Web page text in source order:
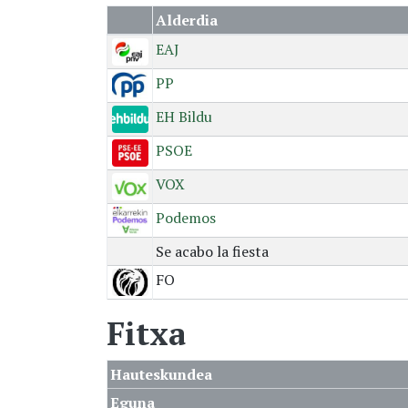
Alderdia
EAJ
PP
EH Bildu
PSOE
VOX
Podemos
Se acabo la fiesta
FO
Fitxa
Hauteskundea
Eguna